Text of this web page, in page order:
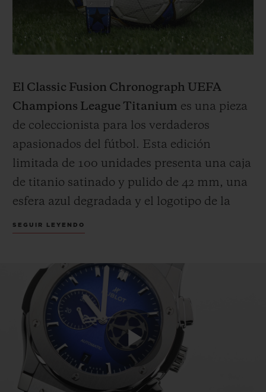
El Classic Fusion Chronograph UEFA
Champions League Titanium es una pieza
de coleccionista para los verdaderos
apasionados del fútbol. Esta edición
limitada de 100 unidades presenta una caja
de titanio satinado y pulido de 42 mm, una
esfera azul degradada y el logotipo de la
UEFA Champions League aplicado en el
luciendo con orgullo el icónico emblema del
balón estrella de la UEFA Champions
League. Porque las leyendas merecen algo
más que una caja, cada reloj se presenta en
una caja de madera personalizada, que se
completa con una réplica en miniatura del
SEGUIR LEYENDO
Play